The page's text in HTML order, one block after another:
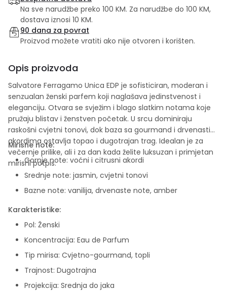
Na sve narudžbe preko 100 KM. Za narudžbe do 100 KM,
dostava iznosi 10 KM.
90 dana za povrat
Proizvod možete vratiti ako nije otvoren i korišten.
Opis proizvoda
Salvatore Ferragamo Unica EDP je sofisticiran, moderan i
senzualan ženski parfem koji naglašava jedinstvenost i
eleganciju. Otvara se svježim i blago slatkim notama koje
pružaju blistav i ženstven početak. U srcu dominiraju
raskošni cvjetni tonovi, dok baza sa gourmand i drvenastim
akordima ostavlja topao i dugotrajan trag. Idealan je za
večernje prilike, ali i za dan kada želite luksuzan i primjetan
mirisni potpis.
Mirisne note:
Gornje note: voćni i citrusni akordi
Srednje note: jasmin, cvjetni tonovi
Bazne note: vanilija, drvenaste note, amber
Karakteristike:
Pol: Ženski
Koncentracija: Eau de Parfum
Tip mirisa: Cvjetno-gourmand, topli
Trajnost: Dugotrajna
Projekcija: Srednja do jaka